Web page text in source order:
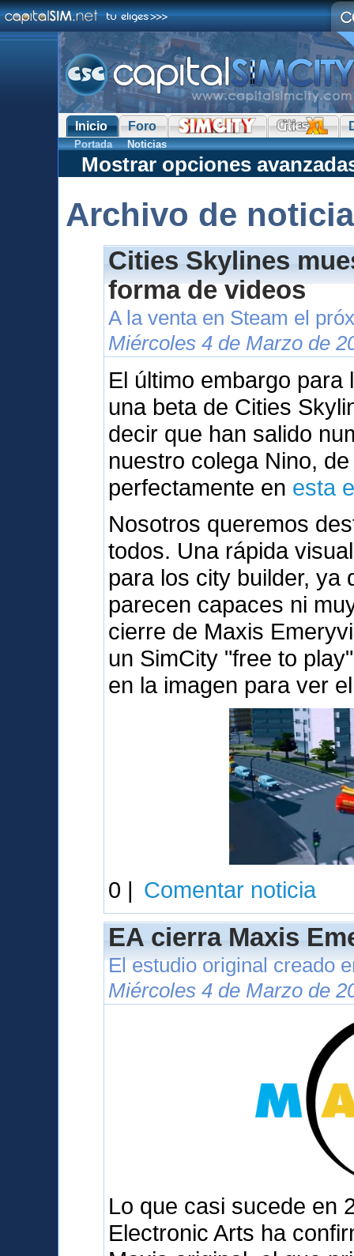
Inicio Foro
Portada Noticias
Mostrar opciones
Archivo de
Cities Skylines
forma de videos
A la venta en Steam el
Miércoles 4 de Marzo de
El último embargo
una beta de Cities
decir que han salido
nuestro colega Nino,
perfectamente en esta
Nosotros queremos
todos. Una rápida
para los city builder, ya
parecen capaces ni
cierre de Maxis
un SimCity "free to
en la imagen para ver
0 | Comentar noticia
EA cierra Maxis
El estudio original creado
Miércoles 4 de Marzo de
Lo que casi sucede en
Electronic Arts ha